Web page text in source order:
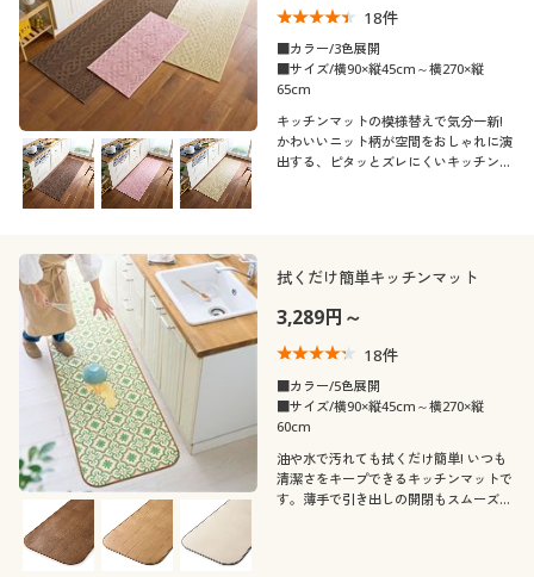
18件
■カラー/3色展開
■サイズ/横90×縦45cm～横270×縦
65cm
キッチンマットの模様替えで気分一新!
かわいいニット柄が空間をおしゃれに演
出する、ピタッとズレにくいキッチンマ
拭くだけ簡単キッチンマット
3,289円～
18件
■カラー/5色展開
■サイズ/横90×縦45cm～横270×縦
60cm
油や水で汚れても拭くだけ簡単! いつも
清潔さをキープできるキッチンマットで
す。薄手で引き出しの開閉もスムーズ。